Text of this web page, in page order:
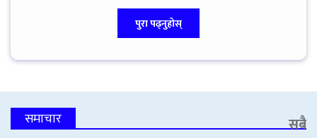
पुरा पढ्नुहोस्
समाचार सबै